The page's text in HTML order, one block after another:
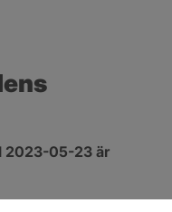
2023-05-23 är
öppnas i nytt fönster.